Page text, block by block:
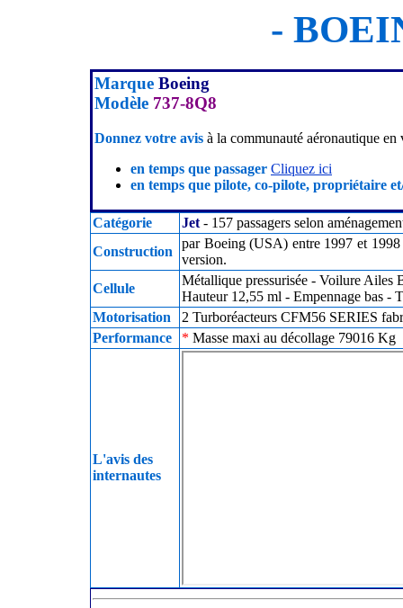
-
Marque Boeing
Modèle 737-8Q8
Donnez votre avis à la communauté aéronautique en
en temps que passager Cliquez ici
en temps que pilote, co-pilote, propriétaire
Catégorie Jet - 157 passagers selon
Construction
par Boeing (USA) entre 1997 et 1998
version.
Cellule
Métallique pressurisée - Voilure Ailes
Hauteur 12,55 ml - Empennage bas
Motorisation
2 Turboréacteurs CFM56 SERIES
Performance
* Masse maxi au décollage 79016 Kg
L'avis des
internautes